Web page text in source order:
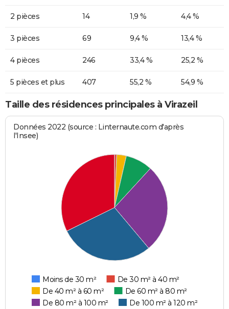
2 pièces 14 1,9 % 4,4 %
3 pièces 69 9,4 % 13,4 %
4 pièces 246 33,4 % 25,2 %
5 pièces et plus 407 55,2 % 54,9 %
Taille des résidences principales à Virazeil
Données 2022 (source : Linternaute.com d'après
l'Insee)
Moins de 30 m²
De 30 m² à 40 m²
De 40 m² à 60 m²
De 60 m² à 80 m²
De 80 m² à 100 m²
De 100 m² à 120 m²